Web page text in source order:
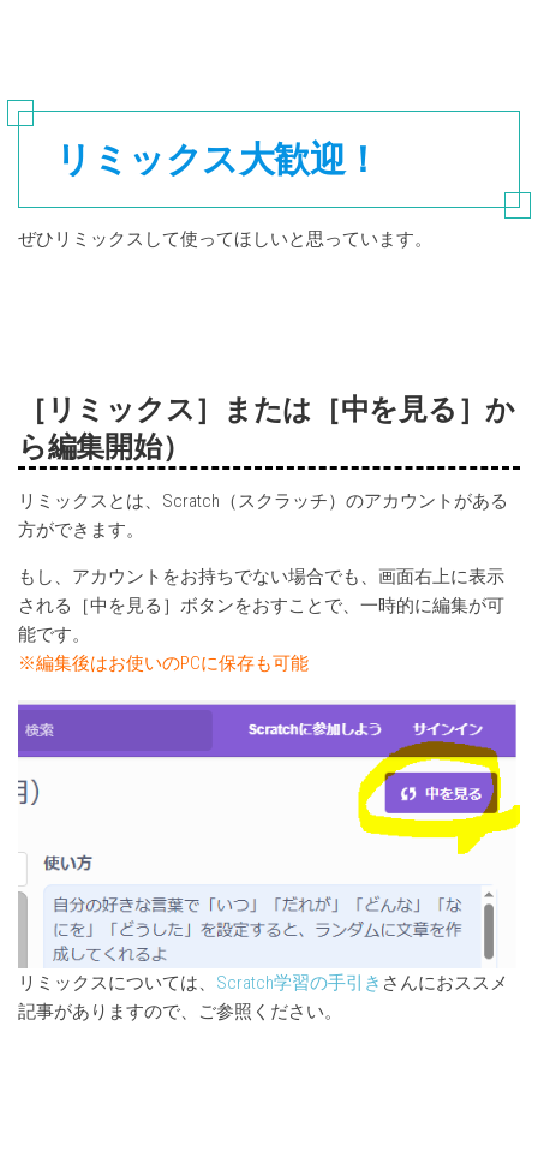
リミックス大歓迎！
ぜひリミックスして使ってほしいと思っています。
［リミックス］または［中を見る］か
ら編集開始）
リミックスとは、Scratch（スクラッチ）のアカウントがある
方ができます。
もし、アカウントをお持ちでない場合でも、画面右上に表示
される［中を見る］ボタンをおすことで、一時的に編集が可
能です。
※編集後はお使いのPCに保存も可能
リミックスについては、 Scratch学習の手引き さんにおススメ
記事がありますので、ご参照ください。